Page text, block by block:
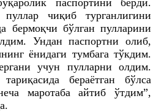
чиқиб турганлигини
бермоқчи бўлган пулларини
Ундан паспортни олиб,
ёнидаги тумбага тўкдим.
учун пулларни олдим.
бераётган бўлса
маротаба айтиб ўтдим”,